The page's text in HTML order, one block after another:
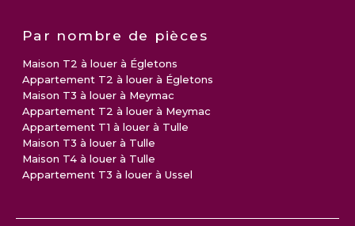
Par nombre de pièces
Maison T2 à louer à Égletons
Appartement T2 à louer à Égletons
Maison T3 à louer à Meymac
Appartement T2 à louer à Meymac
Appartement T1 à louer à Tulle
Maison T3 à louer à Tulle
Maison T4 à louer à Tulle
Appartement T3 à louer à Ussel